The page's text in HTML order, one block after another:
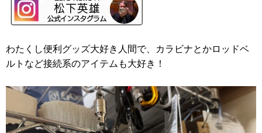
わたくし便利グッズ大好き人間で、カラビナとかロッドベ
ルトなど接続系のアイテムも大好き！